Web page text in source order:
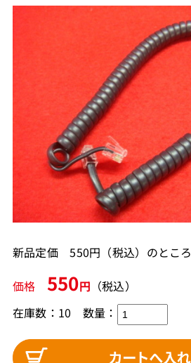
新品定価 550円（税込）のところ
価格 550円 （税込）
在庫数：10 数量：